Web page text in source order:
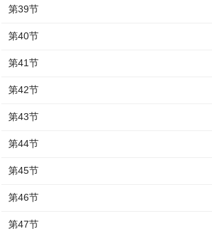
第39节
第40节
第41节
第42节
第43节
第44节
第45节
第46节
第47节